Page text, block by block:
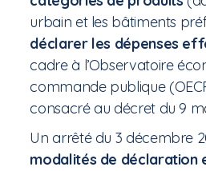
urbain et les bâtiments
déclarer les dépenses
cadre à l’Observatoire
commande publique
consacré au décret du 9
Un arrêté du 3 décembre
modalités de déclaration